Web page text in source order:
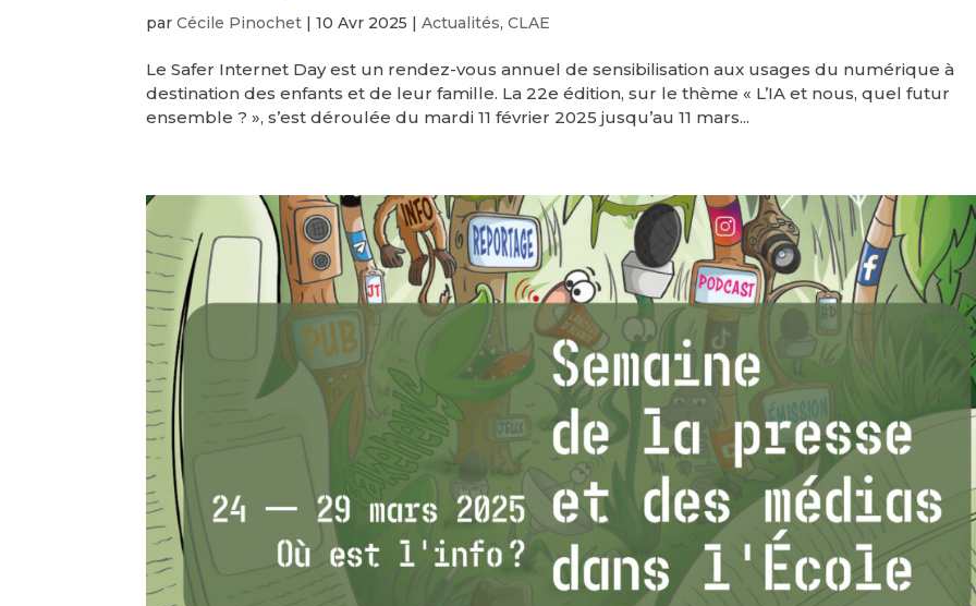
parCécile Pinochet |10 Avr 2025 |Actualités,CLAE
Le Safer Internet Day est un rendez-vous annuel de sensibilisation aux usages du numérique à
destination des enfants et de leur famille. La 22e édition, sur le thème « L’IA et nous, quel futur
ensemble ? », s’est déroulée du mardi 11 février 2025 jusqu’au 11 mars...